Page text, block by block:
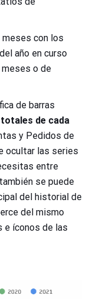
meses con los
año en curso
o de
de barras
de cada
y Pedidos de
ocultar las series
entre
se puede
del historial de
del mismo
e íconos de las